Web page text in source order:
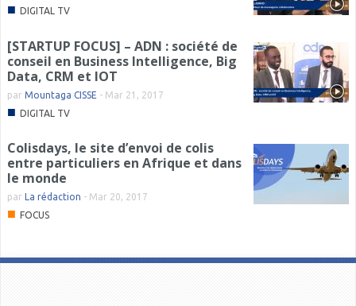
■ DIGITAL TV
[STARTUP FOCUS] – ADN : société de
conseil en Business Intelligence, Big
Data, CRM et IOT
par Mountaga CISSE - Mar 21, 2017
■ DIGITAL TV
Colisdays, le site d’envoi de colis
entre particuliers en Afrique et dans
le monde
par La rédaction - Mar 20, 2017
■ FOCUS